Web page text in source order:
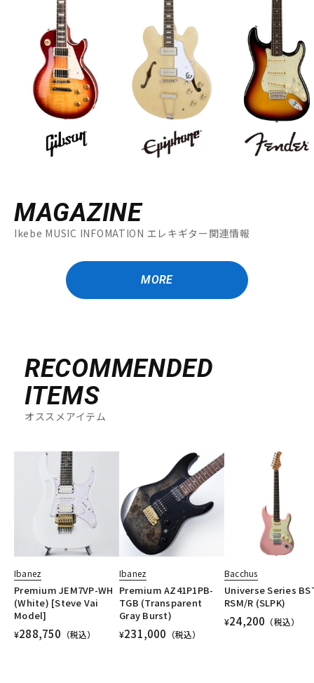
MAGAZINE
Ikebe MUSIC INFOMATION エレキギター関連情報
MORE
RECOMMENDED
ITEMS
オススメアイテム
Ibanez
Premium JEM7VP-WH
(White) [Steve Vai
Model]
¥288,750 （税込）
Ibanez
Premium AZ41P1PB-
TGB (Transparent
Gray Burst)
¥231,000 （税込）
Bacchus
Universe Series
RSM/R (SLPK)
¥24,200 （税込）